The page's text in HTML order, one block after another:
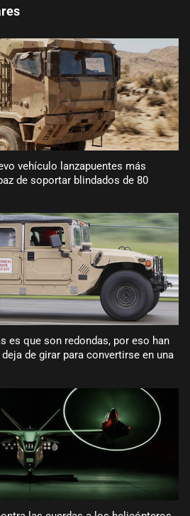
vehículo lanzapuentes más
de soportar blindados de 80
es que son redondas, por eso han
de girar para convertirse en una